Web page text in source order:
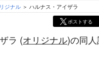
ジナル ハルナス・アイザラ
ポストする
ラ (オリジナル)の同